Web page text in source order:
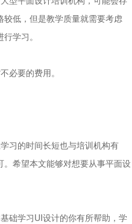
低，但是教学质量就需要考虑
学习。
必要的费用。
习的时间长短也与培训机构有
希望本文能够对想要从事平面设
础学习UI设计的你有所帮助，学